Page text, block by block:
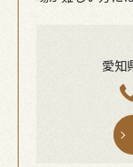
愛知